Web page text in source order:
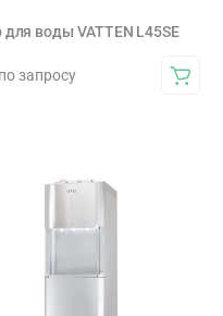
для воды VATTEN L45SE
запросу